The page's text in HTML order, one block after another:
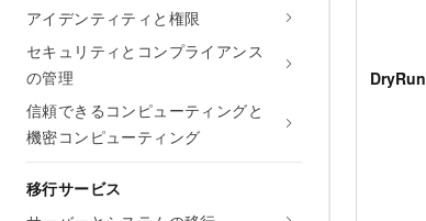
アイデンティティと権限
セキュリティとコンプライアンス
の管理
信頼できるコンピューティングと
機密コンピューティング
移行サービス
DryRun